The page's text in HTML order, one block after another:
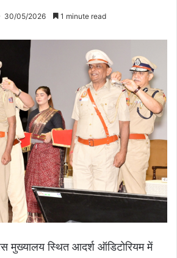
30/05/2026 1 minute read
मुख्यालय स्थित आदर्श ऑडिटोरियम में